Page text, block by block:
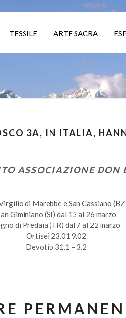
TESSILE ARTE SACRA
3A, IN ITALIA,
ASSOCIAZIONE DON
di Marebbe e San Cassiano
Giminiano (SI) dal 13 al 26 marzo
di Predaia (TR) dal 7 al 22 marzo
Ortisei 23.01 9.02
Devotio 31.1 – 3.2